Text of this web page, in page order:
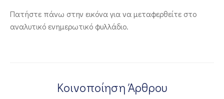
ΕΠΙΚΑΙΡΟΤΗΤΑ
ΕΠΙΚΟΙΝΩΝΙΑ
Πατήστε πάνω στην εικόνα για να μεταφερθείτε στο
αναλυτικό ενημερωτικό φυλλάδιο.
Κοινοποίηση Άρθρου